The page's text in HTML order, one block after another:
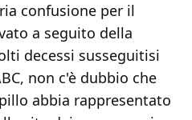
confusione per il
a seguito della
decessi susseguitisi
non c'è dubbio che
abbia rappresentato